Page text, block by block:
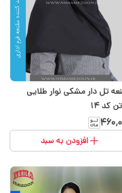
تل دار مشکی نوار طلایی
کد ۱۴
افزودن به سبد